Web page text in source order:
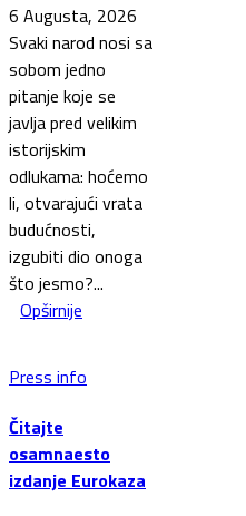
6 Augusta, 2026
Svaki narod nosi sa
sobom jedno
pitanje koje se
javlja pred velikim
istorijskim
odlukama: hoćemo
li, otvarajući vrata
budućnosti,
izgubiti dio onoga
što jesmo?...
Opširnije
Press info
Čitajte
osamnaesto
izdanje Eurokaza